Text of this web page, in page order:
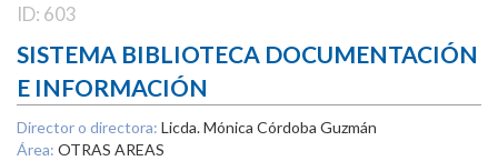
ID: 603
SISTEMA BIBLIOTECA DOCUMENTACIÓN
E INFORMACIÓN
Director o directora: Licda. Mónica Córdoba Guzmán
Área: OTRAS AREAS